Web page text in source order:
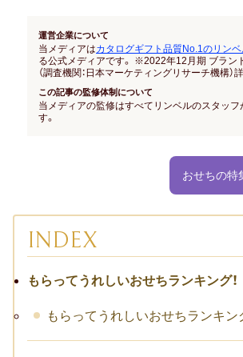
引き出物
結婚式 引出物
お祝い･お見舞い
お祝い･お見
子どものお祝い
成人祝い
運営企業について
当メディアはカタログギフト品質No.1のリン
る公式メディアです。 ※2022年12月期 ブラン
（調査機関：日本マーケティングリサーチ機構）
この記事の監修体制について
当メディアの監修はすべてリンベルのスタッフ
す。
おせちの特
INDEX
もらってうれしいおせちランキング！
もらってうれしいおせちランキン